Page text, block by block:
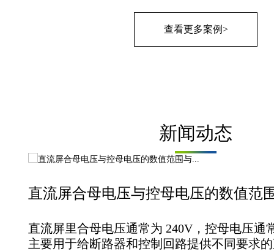
查看更多案例>
新闻动态
直流屏合母电压与控母电压的数值范
直流屏里‌合母电压通常为 240V‌，‌控母电压通
主要用于给断路器和控制回路提供不同要求